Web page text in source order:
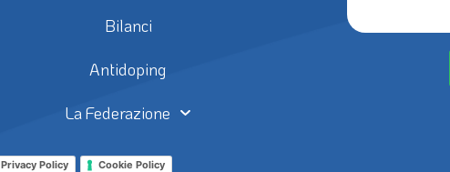
Bilanci
Antidoping
La Federazione
Privacy Policy Cookie Policy